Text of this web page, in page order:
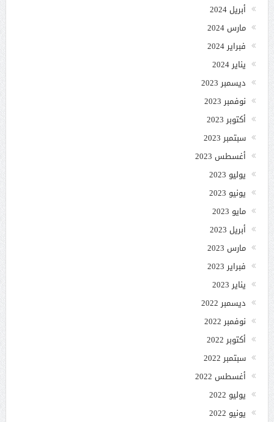
أبريل 2024
مارس 2024
فبراير 2024
يناير 2024
ديسمبر 2023
نوفمبر 2023
أكتوبر 2023
سبتمبر 2023
أغسطس 2023
يوليو 2023
يونيو 2023
مايو 2023
أبريل 2023
مارس 2023
فبراير 2023
يناير 2023
ديسمبر 2022
نوفمبر 2022
أكتوبر 2022
سبتمبر 2022
أغسطس 2022
يوليو 2022
يونيو 2022